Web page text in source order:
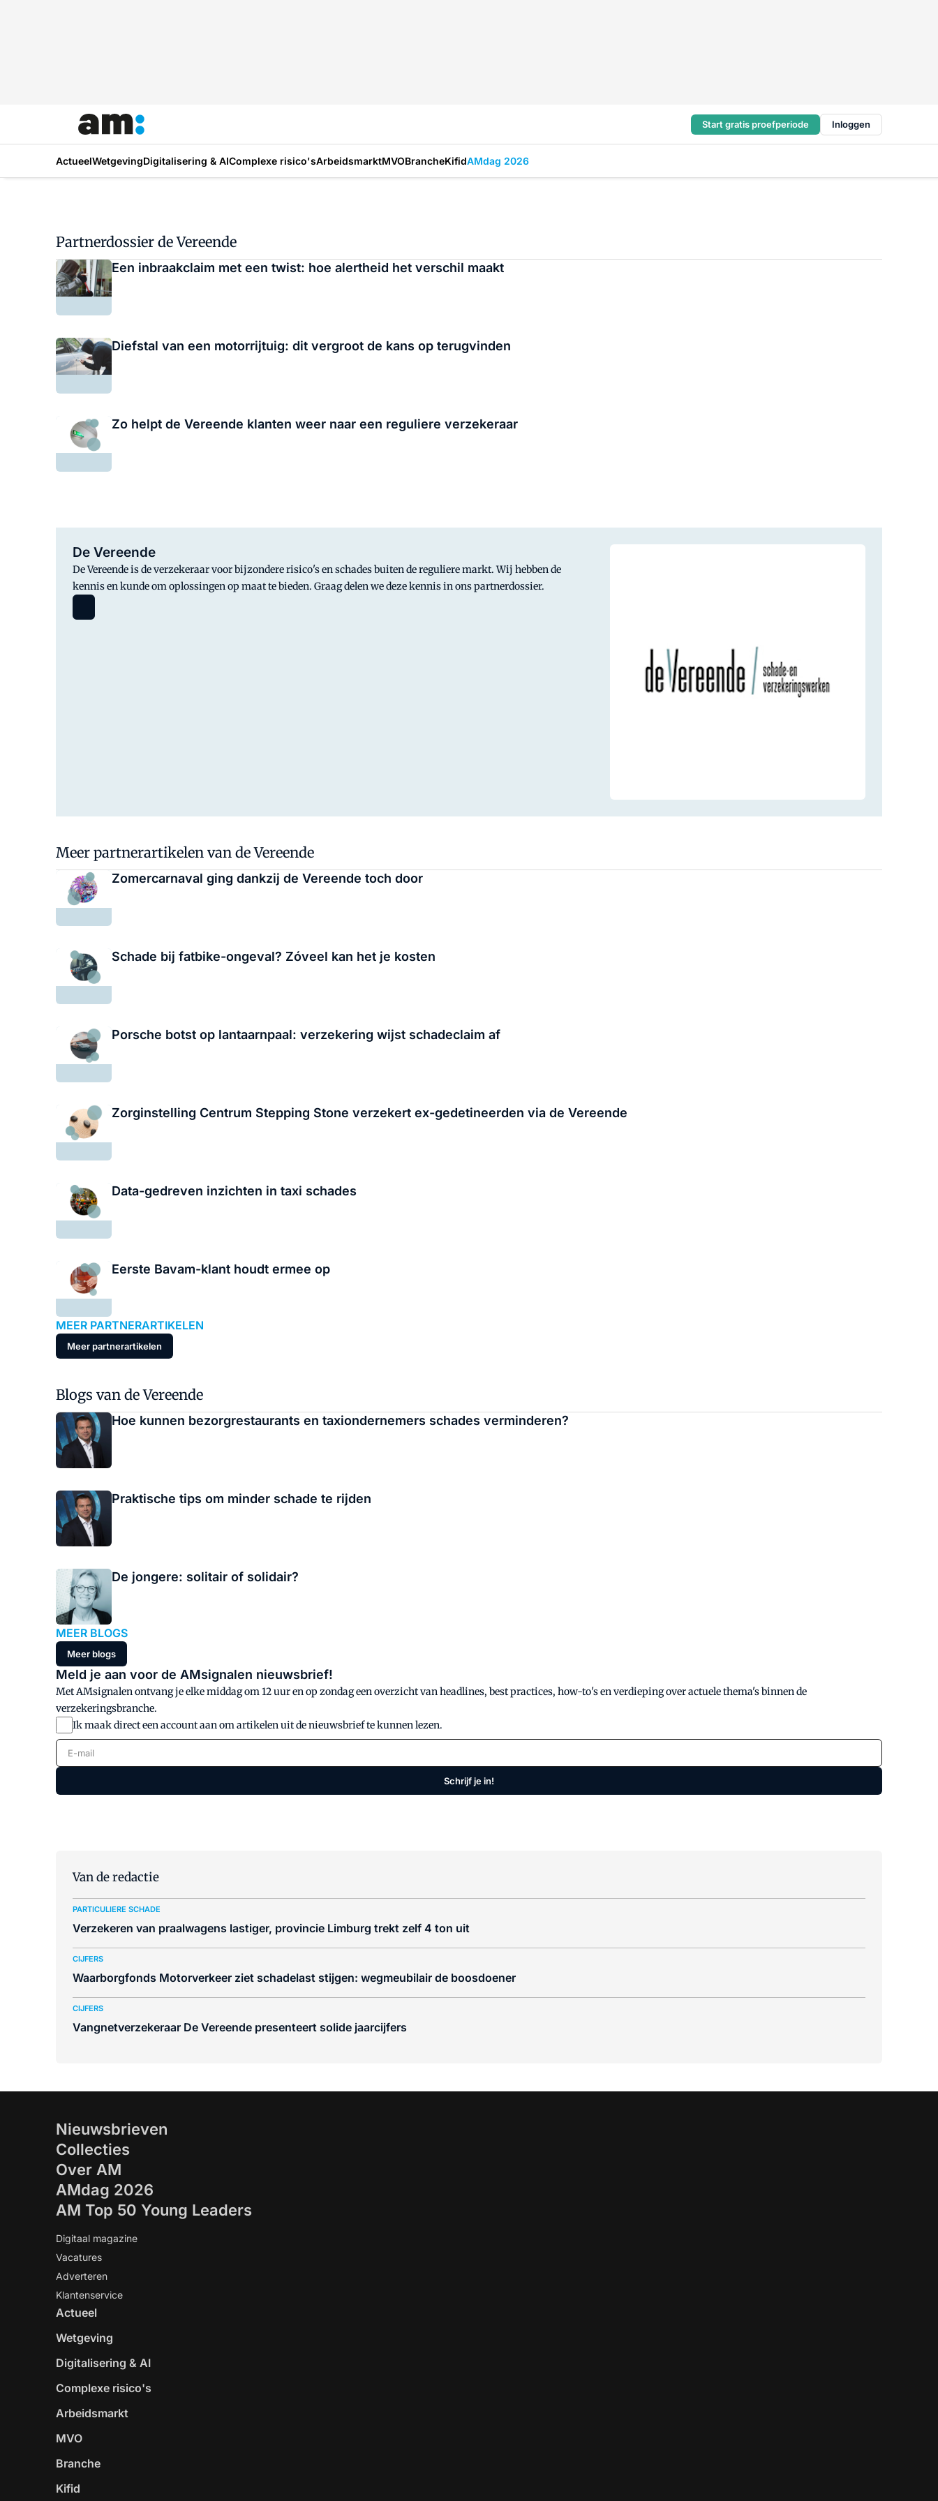
Start gratis proefperiode Inloggen
ActueelWetgevingDigitalisering & AIComplexe risico'sArbeidsmarktMVOBrancheKifidAMdag 2026
Partnerdossier de Vereende
Een inbraakclaim met een twist: hoe alertheid het verschil maakt
Diefstal van een motorrijtuig: dit vergroot de kans op terugvinden
Zo helpt de Vereende klanten weer naar een reguliere verzekeraar
De Vereende
De Vereende is de verzekeraar voor bijzondere risico's en schades buiten de reguliere markt. Wij hebben de
kennis en kunde om oplossingen op maat te bieden. Graag delen we deze kennis in ons partnerdossier.
Meer partnerartikelen van de Vereende
Zomercarnaval ging dankzij de Vereende toch door
Schade bij fatbike-ongeval? Zóveel kan het je kosten
Porsche botst op lantaarnpaal: verzekering wijst schadeclaim af
Zorginstelling Centrum Stepping Stone verzekert ex-gedetineerden via de Vereende
Data-gedreven inzichten in taxi schades
Eerste Bavam-klant houdt ermee op
MEER PARTNERARTIKELEN
Meer partnerartikelen
Blogs van de Vereende
Hoe kunnen bezorgrestaurants en taxiondernemers schades verminderen?
Praktische tips om minder schade te rijden
De jongere: solitair of solidair?
MEER BLOGS
Meer blogs
Meld je aan voor de AMsignalen nieuwsbrief!
Met AMsignalen ontvang je elke middag om 12 uur en op zondag een overzicht van headlines, best practices, how-to's en verdieping over actuele thema's binnen de
verzekeringsbranche.
Ik maak direct een account aan om artikelen uit de nieuwsbrief te kunnen lezen.
E-mail
Schrijf je in!
Van de redactie
PARTICULIERE SCHADE
Verzekeren van praalwagens lastiger, provincie Limburg trekt zelf 4 ton uit
CIJFERS
Waarborgfonds Motorverkeer ziet schadelast stijgen: wegmeubilair de boosdoener
CIJFERS
Vangnetverzekeraar De Vereende presenteert solide jaarcijfers
Nieuwsbrieven
Collecties
Over AM
AMdag 2026
AM Top 50 Young Leaders
Digitaal magazine
Vacatures
Adverteren
Klantenservice
Actueel
Wetgeving
Digitalisering & AI
Complexe risico's
Arbeidsmarkt
MVO
Branche
Kifid